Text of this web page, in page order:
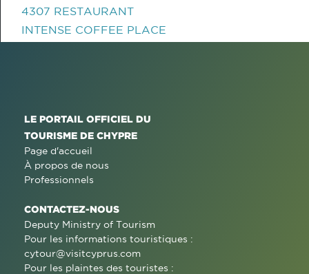
4307 RESTAURANT
INTENSE COFFEE PLACE
LE PORTAIL OFFICIEL DU
TOURISME DE CHYPRE
Page d'accueil
À propos de nous
Professionnels
CONTACTEZ-NOUS
Deputy Ministry of Tourism
Pour les informations touristiques :
cytour@visitcyprus.com
Pour les plaintes des touristes :